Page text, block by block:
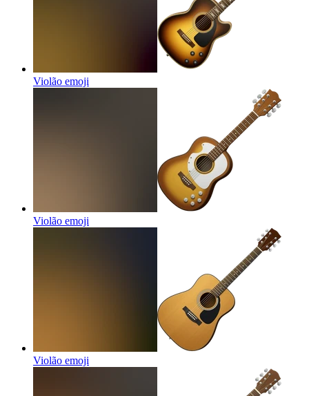
Violão emoji
Violão emoji
Violão emoji